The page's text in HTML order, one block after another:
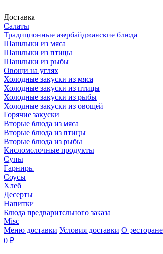
Доставка
Салаты
Традиционные азербайджанские блюда
Шашлыки из мяса
Шашлыки из птицы
Шашлыки из рыбы
Овощи на углях
Холодные закуски из мяса
Холодные закуски из птицы
Холодные закуски из рыбы
Холодные закуски из овощей
Горячие закуски
Вторые блюда из мяса
Вторые блюда из птицы
Вторые блюда из рыбы
Кисломолочные продукты
Супы
Гарниры
Соусы
Хлеб
Десерты
Напитки
Блюда предварительного заказа
Misc
Меню доставки Условия доставки О ресторане
0 ₽